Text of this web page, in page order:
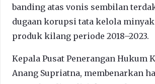
banding atas vonis sembilan
dugaan korupsi tata kelola
produk kilang periode 2018–2023.
Kepala Pusat Penerangan Hukum
Anang Supriatna, membenarkan